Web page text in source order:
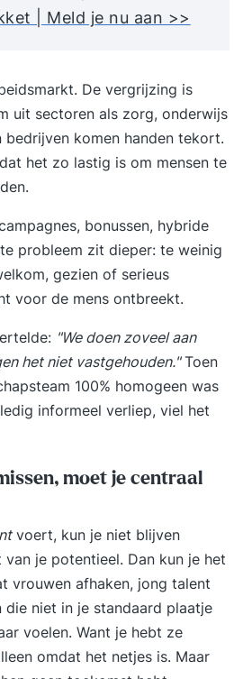
| Meld je nu aan >>
De vergrijzing is
uit sectoren als zorg, onderwijs
bedrijven komen handen tekort.
het zo lastig is om mensen te
bonussen, hybride
probleem zit dieper: te weinig
gezien of serieus
voor de mens ontbreekt.
"We doen zoveel aan
het niet vastgehouden."Toen
100% homogeen was
informeel verliep, viel het
moet je centraal
voert, kun je niet blijven
je potentieel. Dan kun je het
vrouwen afhaken, jong talent
die niet in je standaard plaatje
voelen. Want je hebt ze
omdat het netjes is. Maar